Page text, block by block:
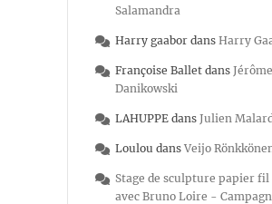
Salamandra
Harry gaabor dans Harry
Françoise Ballet dans Jérôme
Danikowski
LAHUPPE dans Julien
Loulou dans Veijo
Stage de sculpture papier fil
avec Bruno Loire -